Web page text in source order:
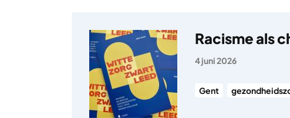
Racisme als
4 juni 2026
Gent